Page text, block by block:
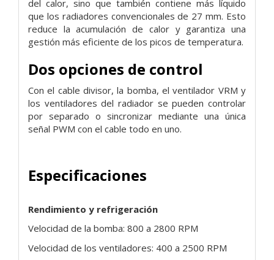
del calor, sino que también contiene más líquido
que los radiadores convencionales de 27 mm. Esto
reduce la acumulación de calor y garantiza una
gestión más eficiente de los picos de temperatura.
Dos opciones de control
Con el cable divisor, la bomba, el ventilador VRM y
los ventiladores del radiador se pueden controlar
por separado o sincronizar mediante una única
señal PWM con el cable todo en uno.
Especificaciones
Rendimiento y refrigeración
Velocidad de la bomba: 800 a 2800 RPM
Velocidad de los ventiladores: 400 a 2500 RPM